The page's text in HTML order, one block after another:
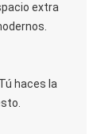
extra
haces la